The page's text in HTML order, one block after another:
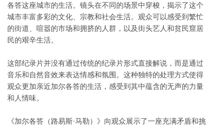
各答这座城市的生活。镜头在不同的场景中穿梭，揭示了这个
城市丰富多彩的文化、宗教和社会生活。观众可以感受到繁忙
的街道、喧嚣的市场和拥挤的人群，以及街头艺人和贫民窟居
民的艰辛生活。
这部纪录片并没有通过传统的纪录片形式直接解说，而是通过
音乐和自然音效来表达情感和氛围。这种独特的处理方式使得
观众更加亲近加尔各答的生活，感受到其中蕴含的无声的力量
和人情味。
《加尔各答（路易斯·马勒）》向观众展示了一座充满矛盾和挑